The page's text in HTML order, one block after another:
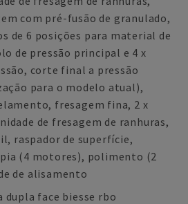
com pré-fusão de granulado,
de 6 posições para material de
de pressão principal e 4 x
corte final a pressão
para o modelo atual),
fresagem fina, 2 x
de fresagem de ranhuras,
raspador de superfície,
(4 motores), polimento (2
de alisamento
dupla face biesse rbo